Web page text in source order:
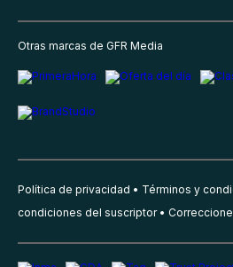
Otras marcas de GFR Media
Política de privacidad Términos y
condiciones del suscriptor